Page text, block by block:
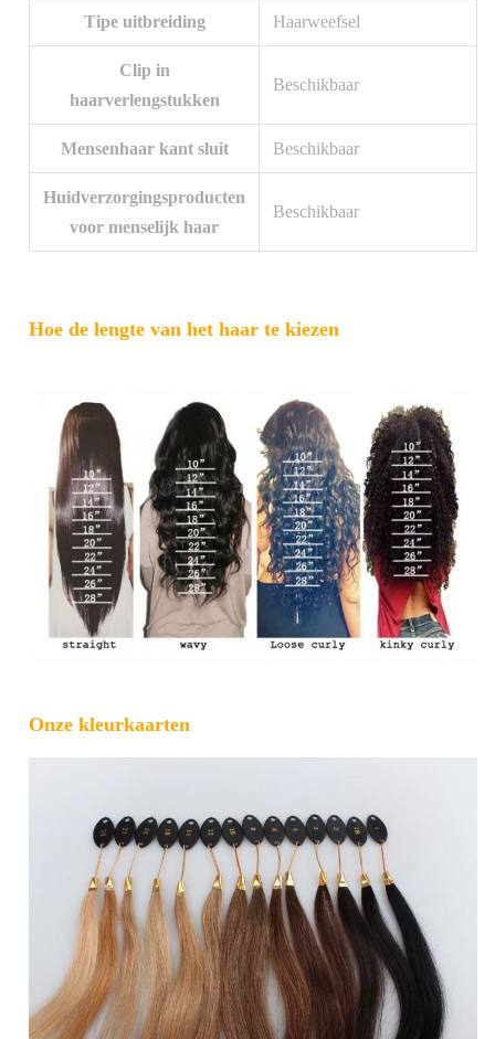
Tipe uitbreiding Haarweefsel
Clip in
haarverlengstukken
Beschikbaar
Mensenhaar kant sluit Beschikbaar
Huidverzorgingsproducten
voor menselijk haar
Beschikbaar
Hoe de lengte van het haar te kiezen
Onze kleurkaarten